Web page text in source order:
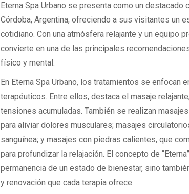
Eterna Spa Urbano se presenta como un destacado
Córdoba, Argentina, ofreciendo a sus visitantes un
cotidiano. Con una atmósfera relajante y un equipo
convierte en una de las principales
físico y mental.
En Eterna Spa Urbano, los tratamientos se enfocan
terapéuticos. Entre ellos, destaca el masaje
tensiones acumuladas. También se realizan
para aliviar dolores musculares; masajes
sanguínea; y masajes con piedras calientes, que
para profundizar la relajación. El concepto de
permanencia de un estado de bienestar, sino
y renovación que cada terapia ofrece.